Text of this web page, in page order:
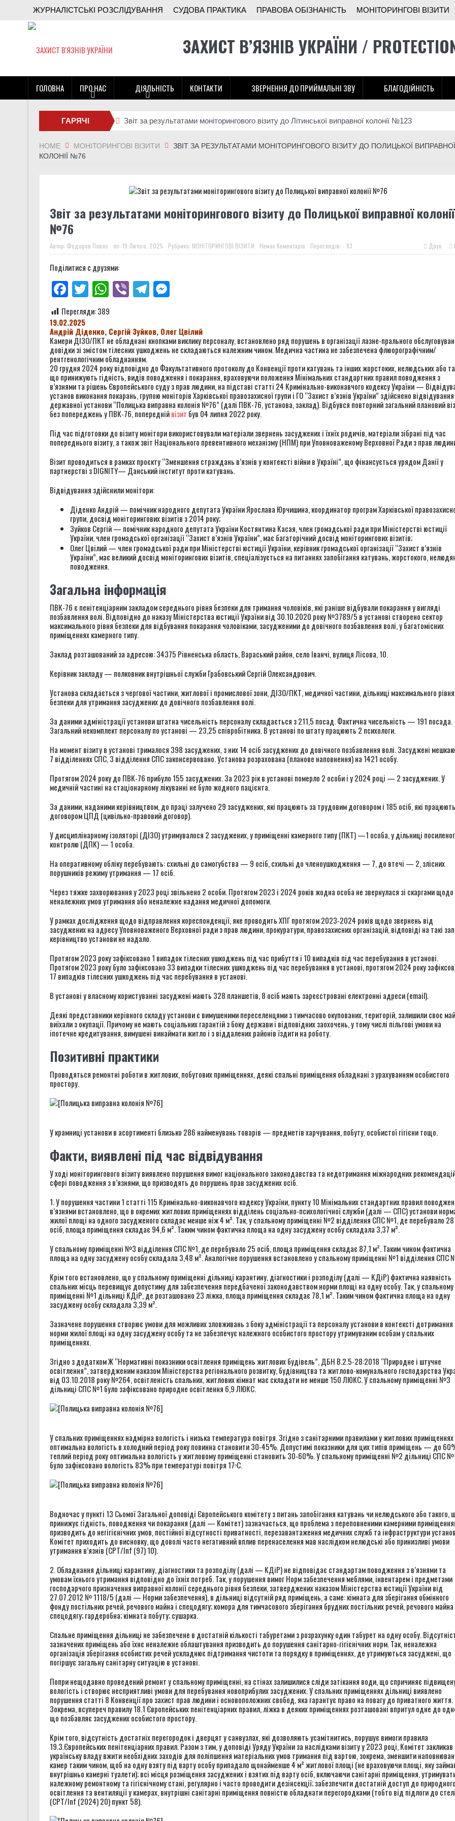
ЖУРНАЛІСТСЬКІ РОЗСЛІДУВАННЯ СУДОВА ПРАКТИКА ПРАВОВА ОБІЗНАНІСТЬ МОНІТОРИНГОВІ ВІЗИТИ
ЗАХИСТ В’ЯЗНІВ УКРАЇНИ /
ГОЛОВНА ПРО НАС ДІЯЛЬНІСТЬ КОНТАКТИ ЗВЕРНЕННЯ ДО ПРИЙМАЛЬНІ ЗВУ БЛАГОДІЙНІСТЬ
ГАРЯЧІ
НОВИНИ
Звіт за результатами моніторингового візиту до Літинської виправної колонії №123
Поки ми шукали гроші на порятунок українців, хтось, за версією слідства, заробляв на допомозі
Чи може військо стати другим шансом? Що говорять колишні засуджені, командири та
Звіт за результатами моніторингового візиту до Вінницької установи виконання покарань №1
Правозахисники представили в ОБСЄ докази депортації людей із місць несвободи на
Звіт за результатами моніторингового візиту до Сумського слідчого ізолятора
HOME МОНІТОРИНГОВІ ВІЗИТИ
ЗВІТ ЗА РЕЗУЛЬТАТАМИ МОНІТОРИНГОВОГО ВІЗИТУ ДО ПОЛИЦЬКОЇ ВИПРАВНОЇ
КОЛОНІЇ №76
Звіт за результатами моніторингового візиту до Полицької виправної колонії
№76
Автор: Федоров Павло on: 19 Лютого, 2025 Рубрика: МОНІТОРИНГОВІ ВІЗИТИ Немає Коментарів Переглядів: - 83 Друк
Поділитися с друзями:
Facebook
TwitterWhatsApp
ViberTelegramMessenger
Перегляди: 389
19.02.2025
Андрій Діденко, Сергій Зуйков, Олег Цвілий
Камери ДІЗО/ПКТ не обладнані кнопками виклику персоналу, встановлено ряд порушень в організації лазне-прального
довідки зі змістом тілесних ушкоджень не складаються належним чином. Медична частина не забезпечена флюорографічним/
рентгенологічним обладнанням.
20 грудня 2024 року відповідно до Факультативного протоколу до Конвенції проти катувань та інших жорстоких, нелюдських або
що принижують гідність, видів поводження і покарання, враховуючи положення Мінімальних стандартних правил поводження з
в’язнями та рішень Європейського суду з прав людини, на підставі статті 24 Кримінально-виконавчого кодексу України —
установ виконання покарань, групою моніторів Харківської правозахисної групи і ГО “Захист в’язнів України” здійснено відвідування
державної установи “Полицька виправна колонія №76” (далі ПВК-76, установа, заклад). Відбувся повторний загальний плановий
без попереджень у ПВК-76, попереднійвізит був 04 липня 2022 року.
Під час підготовки до візиту монітори використовували матеріали звернень засуджених і їхнїх родичів, матеріали зібрані під час
попереднього візиту, а також звіт Національного превентивного механізму (НПМ) при Уповноваженому Верховної Ради з прав
Візит проводиться в рамках проєкту “Зменшення страждань в’язнів у контексті війни в Україні”, що фінансується урядом Данії у
партнерстві з DIGNITY— Данський інститут проти катувань.
Відвідування здійснили монітори:
Діденко Андрій — помічник народного депутата України Ярослава Юрчишина, координатор програм Харківської
групи, досвід моніторингових візитів з 2014 року;
Зуйков Сергій — помічник народного депутата України Костянтина Касая, член громадської ради при Міністерстві юстиції
України, член громадської організації “Захист в’язнів України”, має багаторічний досвід моніторингових візитів;
Олег Цвілий — член громадської ради при Міністерстві юстиції України, керівник громадської організації “Захист в’язнів
України”, має великий досвід моніторингових візитів, спеціалізується на питаннях запобігання катувань, жорстокого,
поводження.
Загальна інформація
ПВК-76 є пенітенціарним закладом середнього рівня безпеки для тримання чоловіків, які раніше відбували покарання у вигляді
позбавлення волі. Відповідно до наказу Міністерства юстиції України від 30.10.2020 року №3789/5 в установі створено сектор
максимального рівня безпеки для відбування покарання чоловіками, засудженими до довічного позбавлення волі, у багатомісних
приміщеннях камерного типу.
Заклад розташований за адресою: 34375 Рівненська область, Вараський район, село Іванчі, вулиця Лісова, 10.
Керівник закладу — полковник внутрішньої служби Грабовський Сергій Олександрович.
Установа складається з чергової частини, житлової і промислової зони, ДІЗО/ПКТ, медичної частини, дільниці максимального рівня
безпеки для утримання засуджених до довічного позбавлення волі.
За даними адміністрації установи штатна чисельність персоналу складається з 211,5 посад. Фактична чисельність — 191 посада.
Загальний некомплект персоналу по установі — 23,25 співробітника. В установі по штату працюють 2 психологи.
На момент візиту в установі трималося 398 засуджених, з них 14 осіб засуджених до довічного позбавлення волі. Засуджені
7 відділеннях СПС, 3 відділення СПС законсервовано. Установа розрахована (планове наповнення) на 1421 особу.
Протягом 2024 року до ПВК-76 прибуло 155 засуджених. За 2023 рік в установі померло 2 особи і у 2024 році — 2 засуджених. У
медичній частині на стаціонарному лікуванні не було жодного пацієнта.
За даними, наданими керівництвом, до праці залучено 29 засуджених, які працюють за трудовим договором і 185 осіб, які
договором ЦПД (цивільно-правовий договор).
У дисциплінарному ізоляторі (ДІЗО) утримувалося 2 засуджених, у приміщенні камерного типу (ПКТ) —1 особа, у дільниці
контролю (ДПК) — 1 особа.
На оперативному обліку перебувають: схильні до самогубства — 9 осіб, схильні до членоушкодження — 7, до втечі — 2, злісних
порушників режиму утримання — 17 осіб.
Через тяжке захворювання у 2023 році звільнено 2 особи. Протягом 2023 і 2024 років жодна особа не звернулася зі скаргами щодо
неналежних умов утримання або неналежне надання медичної допомоги.
У рамках дослідження щодо відправлення кореспонденції, яке проводить ХПГ протягом 2023-2024 років щодо звернень від
засуджених на адресу Уповноваженого Верховної ради з прав людини, прокуратури, правозахисних організацій, відповіді на такі
керівництво установи не надало.
Протягом 2023 року зафіксовано 1 випадок тілесних ушкоджень під час прибуття і 10 випадків під час перебування в установі.
Протягом 2023 року було зафіксовано 33 випадки тілесних ушкоджень під час перебування в установі, протягом 2024 року
17 випадків тілесних ушкоджень під час перебування в установі.
В установі у власному користуванні засуджені мають 328 планшетів, 8 осіб мають зареєстровані електронні адреси (email).
Деякі представники керівного складу установи є вимушеними переселенцями з тимчасово окупованих, територій, залишили своє
виїхали з окупації. Причому не мають соціальних гарантій з боку держави і відповідних заохочень, у тому числі пільгові умови на
іпотечне кредитування, вимушені винаймати житло і з віддалених районів їздити на роботу.
Позитивні практики
Проводяться ремонтні роботи в житлових, побутових приміщеннях, деякі спальні приміщення обладнані з урахуванням особистого
простору.
У крамниці установи в асортименті близько 286 найменувань товарів — предметів харчування, побуту, особистої гігієни тощо.
Факти, виявлені під час відвідування
У ході моніторингового візиту виявлено порушення вимог національного законодавства та недотримання міжнародних
сфері поводження з в’язнями, що призводять до порушень прав засуджених осіб.
1. У порушення частини 1 статті 115 Кримінально-виконавчого кодексу України, пункту 10 Мінімальних стандартних правил
в’язнями встановлено, що в окремих житлових приміщеннях відділень соціально-психологічної служби (далі — СПС) установи
жилої площі на одного засудженого складає менше ніж 4 м². Так, у спальному приміщенні №2 відділення СПС №1, де перебувало 28
осіб, площа приміщення складає 94,6 м². Таким чином фактична площа на одну засуджену особу складала 3,37 м².
У спальному приміщенні №3 відділення СПС №1, де перебувало 25 осіб, площа приміщення складає 87,1 м². Таким чином фактична
площа на одну засуджену особу складала 3,48 м². Аналогічне порушення встановлено у спальному приміщенні №1 відділення СПС
Крім того встановлено, що у спальному приміщенні дільниці карантину, діагностики і розподілу (далі — КДіР) фактична наявність
спальних місць перевищує допустиму для забезпечення передбаченої законодавством норми площі на одну особу. Так, у спальному
приміщенні №1 дільниці КДіР, де розташовано 23 ліжка, площа приміщення складає 78,1 м². Таким чином фактична площа на одну
засуджену особу складала 3,39 м².
Зазначене порушення створює умови для можливих зловживань з боку адміністрації та персоналу установи в контексті дотримання
норми жилої площі на одну засуджену особу та не забезпечує належного особистого простору утримуваним особам у спальних
приміщеннях.
Згідно з додатком Ж “Нормативні показники освітлення приміщень житлових будівель”, ДБН В.2.5-28:2018 “Природне і штучне
освітлення”, затвердженим наказом Міністерства регіонального розвитку, будівництва та житлово-комунального господарства
від 03.10.2018 року №264, освітленість спальних, житлових кімнат має складати не менше 150 ЛЮКС. У спальному приміщенні №3
дільниці СПС №1 було зафіксовано природне освітлення 6,9 ЛЮКС.
У спальних приміщеннях надмірна вологість і низька температура повітря. Згідно з санітарними правилами у житлових приміщеннях
оптимальна вологість в холодний період року повинна становити 30-45%. Допустимі показники для цих типів приміщень — до
теплий період року оптимальна вологість у житловому приміщенні становить 30-60%. У спальному приміщенні №2 дільниці СПС
було зафіксовано вологість 83% при температурі повітря 17ᵒС.
Водночас у пункті 13 Сьомої Загальної доповіді Європейського комітету з питань запобігання катувань чи нелюдського або такого,
принижує гідність, поводження чи покарання (далі — Комітет) зазначається, що проблема з переповненими камерними
призводить до негігієнічних умов, постійної відсутності приватності, перезавантаження медичних служб та інфраструктури
Комітет приходить до висновку, що доволі часто негативний вплив перенаселення мав наслідком нелюдські або принизливі умови
утримання в’язнів (CPT/Inf (97) 10).
2. Обладнання дільниці карантину, діагностики та розподілу (далі — КДіР) не відповідає стандартам поводження з в’язнями та
умовам їхнього утримання відповідно до їхніх потреб. Так, у порушення вимог Норм забезпечення меблями, інвентарем і предметами
господарчого призначення виправної колонії середнього рівня безпеки, затверджених наказом Міністерства юстиції України від
27.07.2012 № 1118/5 (далі — Норми забезпечення), в дільниці відсутній ряд приміщень, а саме: кімната для зберігання обмінного
фонду постільних речей, речового майна і спецодягу; комора для тимчасового зберігання брудних постільних речей, речового майна
спецодягу; гардеробна; кімната побуту; сушарка.
Спальне приміщення дільниці не забезпечене в достатній кількості табуретами з розрахунку один табурет на одну особу.
зазначених приміщень або їхнє неналежне облаштування призводить до порушення санітарно-гігієнічних норм. Так, неналежна
організація зберігання особистих речей ускладнює підтримання чистоти та порядку в приміщеннях, де утримуються засуджені, що
погіршує загальну санітарну ситуацію в установі.
Попри нещодавно проведений ремонт у спальному приміщенні, на стінах залишилися сліди затікання води, що спричиняє
вологість і створює несприятливі умови для перебування новоприбулих засуджених. У спальних приміщеннях дільниці виявлено
порушення статті 8 Конвенції про захист прав людини і основоположних свобод, яка гарантує право на повагу до приватного життя.
Зокрема, всупереч правилу 18.1 Європейських пенітенціарних правил, ліжка в деяких приміщеннях розташовані впритул одне до
що позбавляє засуджених особистого простору.
Крім того, відсутність достатніх перегородок і дверцят у санвузлах, які дозволяють усамітнитись, порушує вимоги правила
19.3.Європейських пенітенціарних правил. Разом з тим, у доповіді Уряду України за наслідками візиту у 2023 році, Комітет закликав
українську владу вжити необхідних заходів для поліпшення матеріальних умов тримання під вартою, зокрема, зменшити
камер таким чином, щоб на одну взяту під варту особу припадало щонайменше 4 м² житлової площі (не враховуючи площі, яку
внутрішньо камерні туалети); всі місця розміщення засуджених і взятих під варту осіб, включаючи санітарні приміщення,
належному ремонтному та гігієнічному стані, регулярно і часто проводити дезінсекції; забезпечити достатній доступ до природного
освітлення та вентиляції у камерах, внутрішні санітарні приміщення повністю обладнати перегородками (тобто від підлоги до
(CPT/Inf (2024) 20) пункт 58).